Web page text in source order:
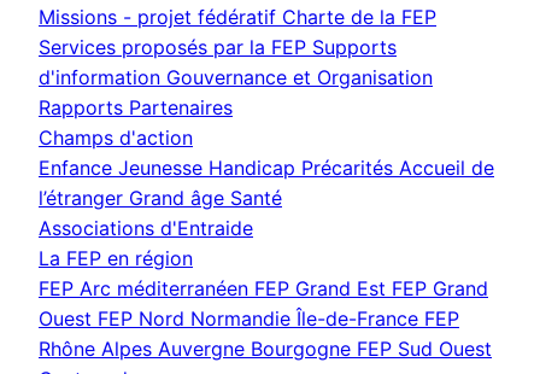
Missions - projet fédératif Charte de la FEP
Services proposés par la FEP Supports
d'information Gouvernance et Organisation
Rapports Partenaires
Champs d'action
Enfance Jeunesse Handicap Précarités Accueil de
l’étranger Grand âge Santé
Associations d'Entraide
La FEP en région
FEP Arc méditerranéen FEP Grand Est FEP Grand
Ouest FEP Nord Normandie Île-de-France FEP
Rhône Alpes Auvergne Bourgogne FEP Sud Ouest